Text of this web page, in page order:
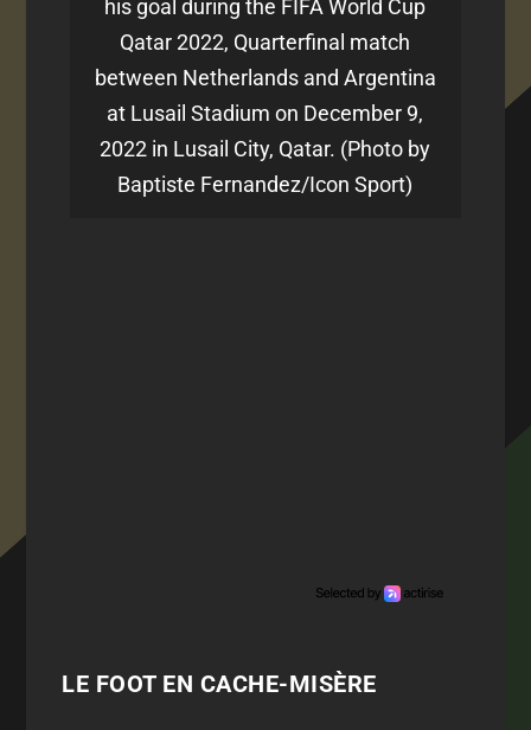
his goal during the FIFA World Cup
Qatar 2022, Quarterfinal match
between Netherlands and Argentina
at Lusail Stadium on December 9,
2022 in Lusail City, Qatar. (Photo by
Baptiste Fernandez/Icon Sport)
LE FOOT EN CACHE-MISÈRE